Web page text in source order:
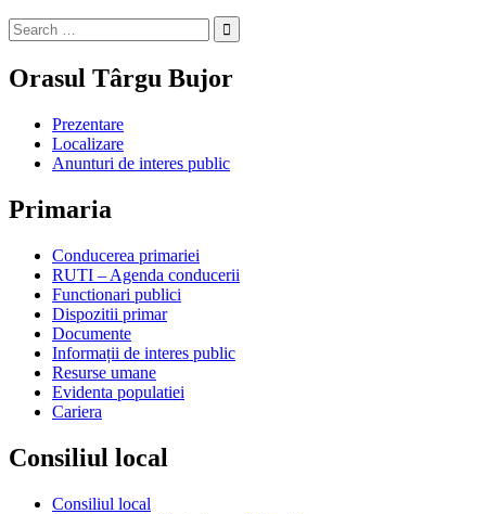
Search
for:
Orasul Târgu Bujor
Prezentare
Localizare
Anunturi de interes public
Primaria
Conducerea primariei
RUTI – Agenda conducerii
Functionari publici
Dispozitii primar
Documente
Informații de interes public
Resurse umane
Evidenta populatiei
Cariera
Consiliul local
Consiliul local